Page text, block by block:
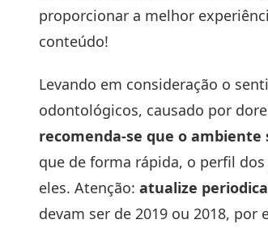
proporcionar a melhor
conteúdo!
Levando em consideração o
odontológicos, causado por
recomenda-se que o
que de forma rápida, o perfil
eles. Atenção: atualize
devam ser de 2019 ou 2018,